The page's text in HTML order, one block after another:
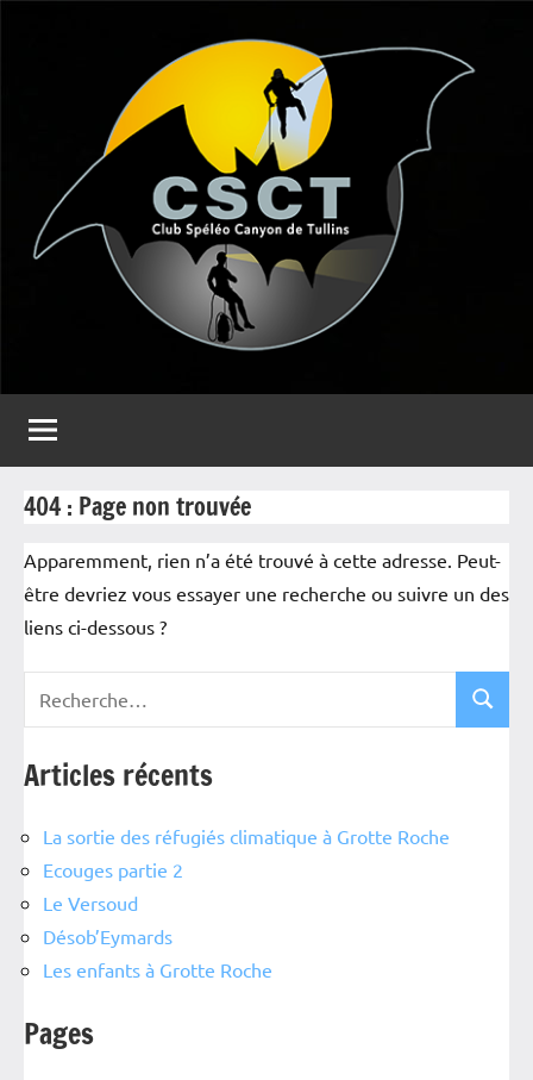
CSCT
Canyon
de
Tullins
404 : Page non trouvée
Apparemment, rien n’a été trouvé à cette adresse. Peut-
être devriez vous essayer une recherche ou suivre un des
liens ci-dessous ?
Articles récents
La sortie des réfugiés climatique à Grotte Roche
Ecouges partie 2
Le Versoud
Désob’Eymards
Les enfants à Grotte Roche
Pages